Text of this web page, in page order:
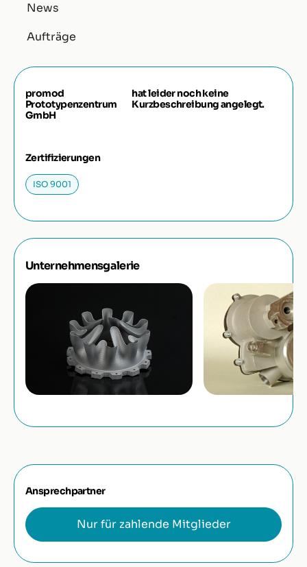
News
Aufträge
promod
Prototypenzentrum
GmbH
hat leider noch keine
Kurzbeschreibung angelegt.
Zertifizierungen
ISO 9001
Unternehmensgalerie
Ansprechpartner
Nur für zahlende Mitglieder